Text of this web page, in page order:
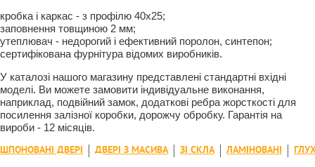
кробка і каркас - з профілю 40х25;
заповнення товщиною 2 мм;
утеплювач - недорогий і ефективний поролон, синтепон;
сертифікована фурнітура відомих виробників.
У каталозі нашого магазину представлені стандартні вхідні
моделі. Ви можете замовити індивідуальне виконання,
наприклад, подвійний замок, додаткові ребра жорсткості для
посилення залізної коробки, дорожчу обробку. Гарантія на
вироби - 12 місяців.
ШПОНОВАНІ ДВЕРІ ДВЕРІ З МАСИВА ЗІ СКЛА ЛАМІНОВАНІ